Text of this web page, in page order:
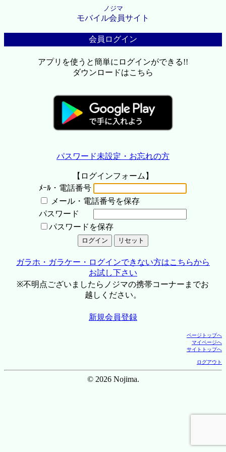
ノジマ
モバイル会員サイト
会員ログイン
アプリを使うと簡単にログインができる!!
ダウンロードはこちら
パスワード未設定・お忘れの方
【ログインフォーム】
ﾒｰﾙ・電話番号
メール・電話番号を保存
パスワード
パスワードを保存
ガラホ・ガラケー・ログインできない方はこちらから
お試し下さい
※不明点ございましたらノジマの携帯コーナーまでお
越しください。
新規会員登録
ページトップへ
マイページへ
サイトトップへ
ログアウト
© 2026 Nojima.